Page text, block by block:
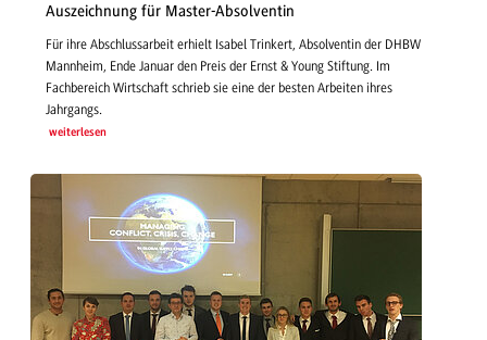
Auszeichnung für Master-Absolventin
Für ihre Abschlussarbeit erhielt Isabel Trinkert, Absolventin der DHBW
Mannheim, Ende Januar den Preis der Ernst & Young Stiftung. Im
Fachbereich Wirtschaft schrieb sie eine der besten Arbeiten ihres
Jahrgangs.
weiterlesen